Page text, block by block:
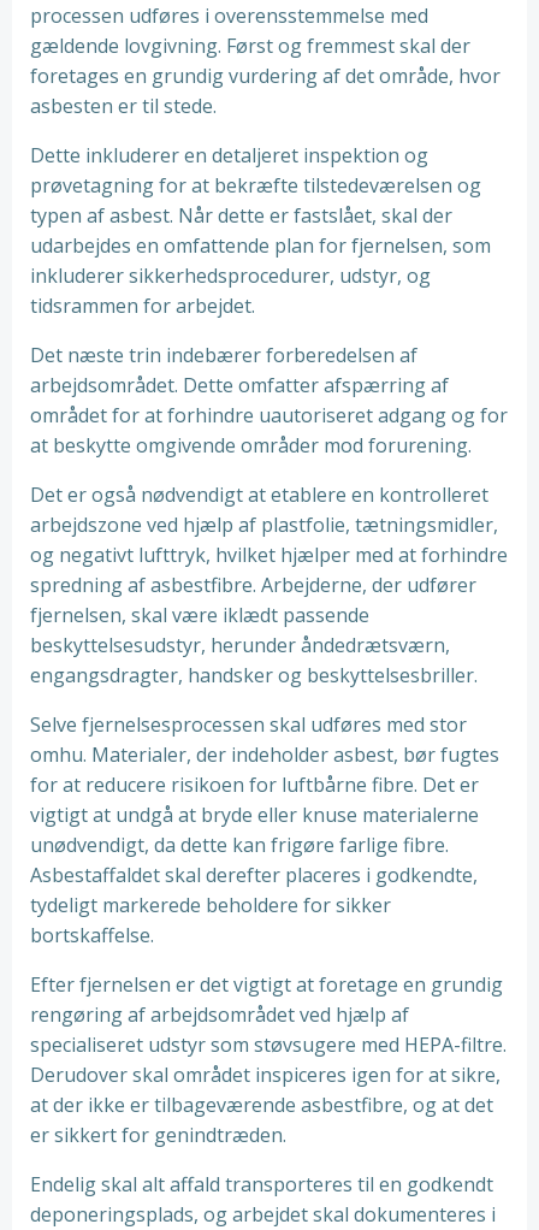
processen udføres i overensstemmelse med
gældende lovgivning. Først og fremmest skal der
foretages en grundig vurdering af det område, hvor
asbesten er til stede.
Dette inkluderer en detaljeret inspektion og
prøvetagning for at bekræfte tilstedeværelsen og
typen af asbest. Når dette er fastslået, skal der
udarbejdes en omfattende plan for fjernelsen, som
inkluderer sikkerhedsprocedurer, udstyr, og
tidsrammen for arbejdet.
Det næste trin indebærer forberedelsen af
arbejdsområdet. Dette omfatter afspærring af
området for at forhindre uautoriseret adgang og for
at beskytte omgivende områder mod forurening.
Det er også nødvendigt at etablere en kontrolleret
arbejdszone ved hjælp af plastfolie, tætningsmidler,
og negativt lufttryk, hvilket hjælper med at forhindre
spredning af asbestfibre. Arbejderne, der udfører
fjernelsen, skal være iklædt passende
beskyttelsesudstyr, herunder åndedrætsværn,
engangsdragter, handsker og beskyttelsesbriller.
Selve fjernelsesprocessen skal udføres med stor
omhu. Materialer, der indeholder asbest, bør fugtes
for at reducere risikoen for luftbårne fibre. Det er
vigtigt at undgå at bryde eller knuse materialerne
unødvendigt, da dette kan frigøre farlige fibre.
Asbestaffaldet skal derefter placeres i godkendte,
tydeligt markerede beholdere for sikker
bortskaffelse.
Efter fjernelsen er det vigtigt at foretage en grundig
rengøring af arbejdsområdet ved hjælp af
specialiseret udstyr som støvsugere med HEPA-filtre.
Derudover skal området inspiceres igen for at sikre,
at der ikke er tilbageværende asbestfibre, og at det
er sikkert for genindtræden.
Endelig skal alt affald transporteres til en godkendt
deponeringsplads, og arbejdet skal dokumenteres i